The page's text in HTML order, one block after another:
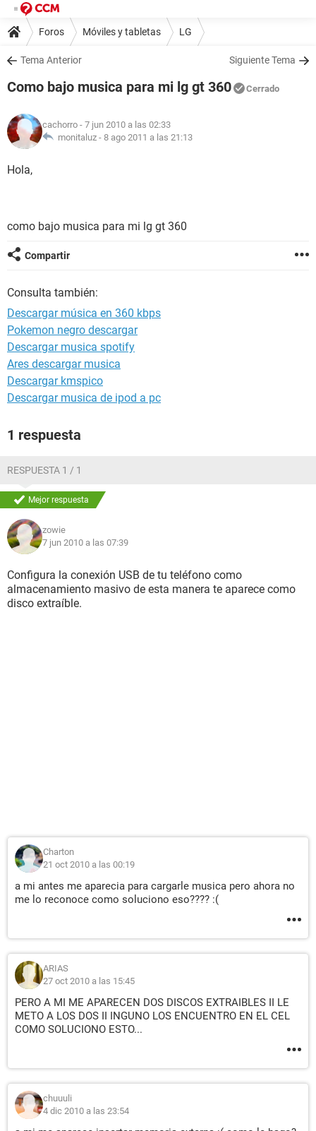
Foros Móviles y tabletas LG
Tema Anterior Siguiente Tema
Como bajo musica para mi lg gt 360 Cerrado
cachorro - 7 jun 2010 a las 02:33
monitaluz - 8 ago 2011 a las 21:13
Hola,
como bajo musica para mi lg gt 360
Compartir
Consulta también:
Descargar música en 360 kbps
Pokemon negro descargar
Descargar musica spotify
Ares descargar musica
Descargar kmspico
Descargar musica de ipod a pc
1 respuesta
RESPUESTA 1 / 1
Mejor respuesta
zowie
7 jun 2010 a las 07:39
Configura la conexión USB de tu teléfono como
almacenamiento masivo de esta manera te aparece como
disco extraíble.
Charton
21 oct 2010 a las 00:19
a mi antes me aparecia para cargarle musica pero ahora no
me lo reconoce como soluciono eso???? :(
ARIAS
27 oct 2010 a las 15:45
PERO A MI ME APARECEN DOS DISCOS EXTRAIBLES II LE
METO A LOS DOS II INGUNO LOS ENCUENTRO EN EL CEL
COMO SOLUCIONO ESTO...
chuuuli
4 dic 2010 a las 23:54